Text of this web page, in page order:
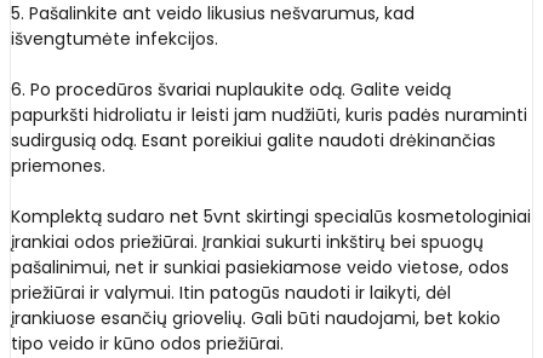
5. Pašalinkite ant veido likusius nešvarumus, kad
išvengtumėte infekcijos.
6. Po procedūros švariai nuplaukite odą. Galite veidą
papurkšti hidroliatu ir leisti jam nudžiūti, kuris padės nuraminti
sudirgusią odą. Esant poreikiui galite naudoti drėkinančias
priemones.
Komplektą sudaro net 5vnt skirtingi specialūs kosmetologiniai
įrankiai odos priežiūrai. Įrankiai sukurti inkštirų bei spuogų
pašalinimui, net ir sunkiai pasiekiamose veido vietose, odos
priežiūrai ir valymui. Itin patogūs naudoti ir laikyti, dėl
įrankiuose esančių griovelių. Gali būti naudojami, bet kokio
tipo veido ir kūno odos priežiūrai.